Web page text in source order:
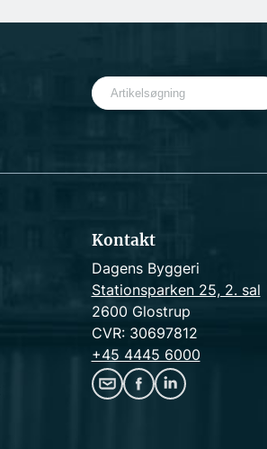
S
e
c
Kontakt
Dagens Byggeri
Stationsparken 25, 2. sal
2600 Glostrup
CVR: 30697812
+45 4445 6000